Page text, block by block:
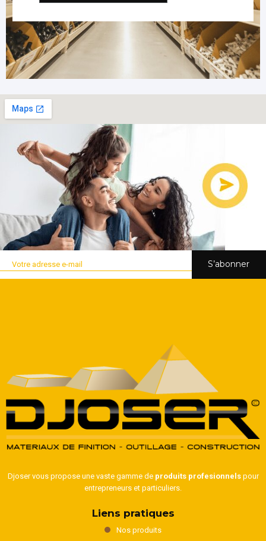
S’abonner
Djoser vous propose une vaste gamme de produits profesionnelspour
entrepreneurs et particuliers.
Liens pratiques
Nos produits